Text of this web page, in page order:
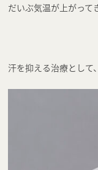
だいぶ気温が上がって
汗を抑える治療として